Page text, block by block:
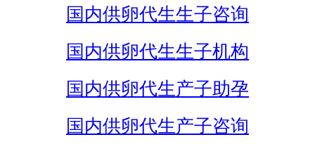
国内供卵代生生子咨询
国内供卵代生生子机构
国内供卵代生产子助孕
国内供卵代生产子咨询